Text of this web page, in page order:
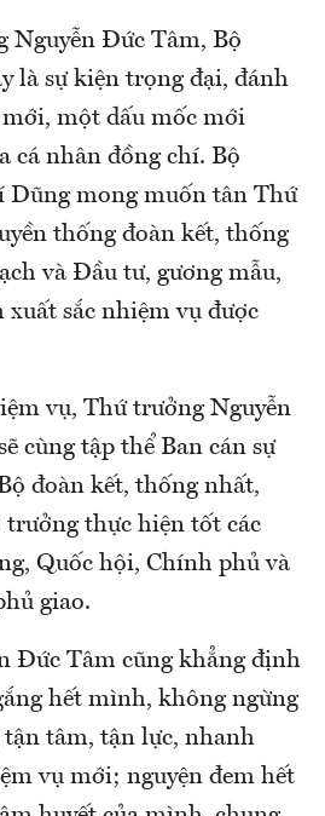
Nguyễn Đức Tâm, Bộ
là sự kiện trọng đại, đánh
một dấu mốc mới
cá nhân đồng chí. Bộ
Dũng mong muốn tân Thứ
thống đoàn kết, thống
và Đầu tư, gương mẫu,
sắc nhiệm vụ được
vụ, Thứ trưởng Nguyễn
cùng tập thể Ban cán sự
đoàn kết, thống nhất,
trưởng thực hiện tốt các
Quốc hội, Chính phủ và
giao.
Đức Tâm cũng khẳng định
hết mình, không ngừng
tâm, tận lực, nhanh
vụ mới; nguyện đem hết